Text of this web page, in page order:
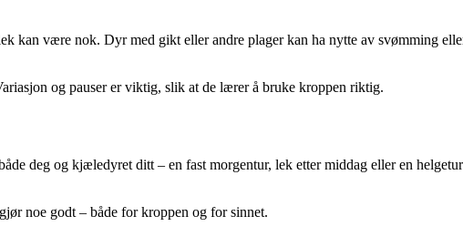
kan være nok. Dyr med gikt eller andre plager kan ha nytte av svømming
og pauser er viktig, slik at de lærer å bruke kroppen riktig.
deg og kjæledyret ditt – en fast morgentur, lek etter middag eller en
noe godt – både for kroppen og for sinnet.